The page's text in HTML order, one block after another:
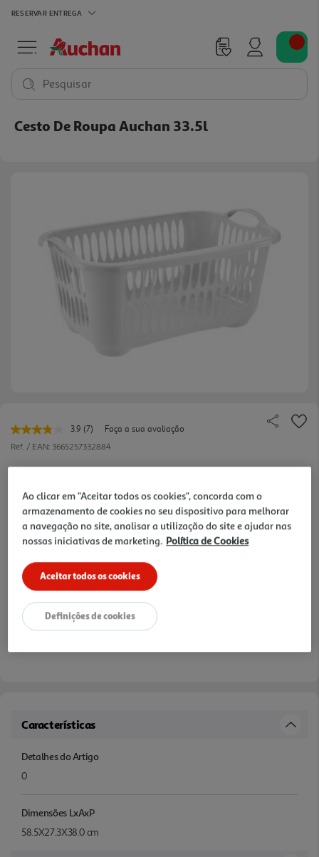
RESERVAR ENTREGA
Pesquisar
Cesto De Roupa Auchan 33.5l
3.9 Leu
7
Link
a
mesma
página.
(7)
Faça a sua avaliação
Ref. / EAN: 3665257332884
6,99 €
Notas de preparação
Características
Detalhes do Artigo
0
Dimensões LxAxP
58.5X27.3X38.0 cm
Ao clicar em "Aceitar todos os cookies", concorda com o
armazenamento de cookies no seu dispositivo para melhorar
a navegação no site, analisar a utilização do site e ajudar nas
nossas iniciativas de marketing. Política de Cookies
Aceitar todos os cookies
Definições de cookies